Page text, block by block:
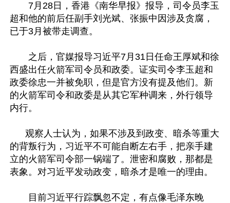
7月28日，香港《南华早报》报导，司令员李玉
超和他的前后任副手刘光斌、张振中因涉及贪腐，
已于3月被带走调查。
之后，官媒报导习近平7月31日任命王厚斌和徐
西盛出任火箭军司令员和政委。证实司令李玉超和
政委徐忠一并被免职，但是官方没有提及他们。新
的火箭军司令和政委是从其它军种调来，外行领导
内行。
的背叛行为，习近平不可能自断左右手，把亲手建
立的火箭军司令部一锅端了。泄密和腐败，那都是
表象。对习近平发动政变，暗杀才是唯一的理由。
目前习近平行踪飘忽不定，有点像毛泽东晚